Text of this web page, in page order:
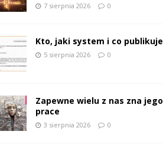
7 sierpnia 2026 0
Kto, jaki system i co publikuje
5 sierpnia 2026 0
Zapewne wielu z nas zna jego
prace
3 sierpnia 2026 0